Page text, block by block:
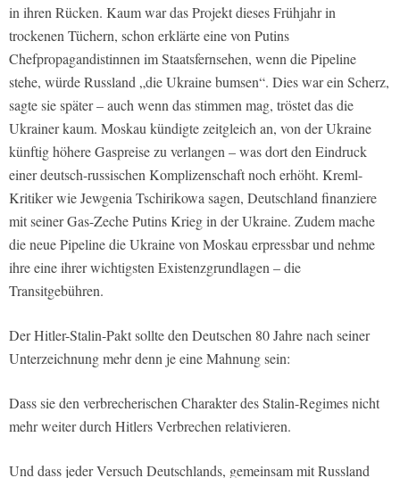
in ihren Rücken. Kaum war das Projekt dieses Frühjahr in
trockenen Tüchern, schon erklärte eine von Putins
Chefpropagandistinnen im Staatsfernsehen, wenn die Pipeline
stehe, würde Russland „die Ukraine bumsen“. Dies war ein Scherz,
sagte sie später – auch wenn das stimmen mag, tröstet das die
Ukrainer kaum. Moskau kündigte zeitgleich an, von der Ukraine
künftig höhere Gaspreise zu verlangen – was dort den Eindruck
einer deutsch-russischen Komplizenschaft noch erhöht. Kreml-
Kritiker wie Jewgenia Tschirikowa sagen, Deutschland finanziere
mit seiner Gas-Zeche Putins Krieg in der Ukraine. Zudem mache
die neue Pipeline die Ukraine von Moskau erpressbar und nehme
ihre eine ihrer wichtigsten Existenzgrundlagen – die
Transitgebühren.
Der Hitler-Stalin-Pakt sollte den Deutschen 80 Jahre nach seiner
Unterzeichnung mehr denn je eine Mahnung sein:
Dass sie den verbrecherischen Charakter des Stalin-Regimes nicht
mehr weiter durch Hitlers Verbrechen relativieren.
Und dass jeder Versuch Deutschlands, gemeinsam mit Russland